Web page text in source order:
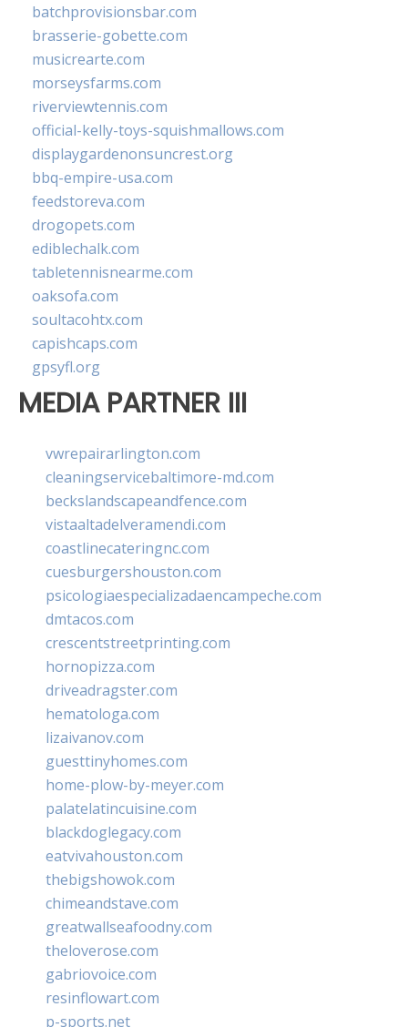
batchprovisionsbar.com
brasserie-gobette.com
musicrearte.com
morseysfarms.com
riverviewtennis.com
official-kelly-toys-squishmallows.com
displaygardenonsuncrest.org
bbq-empire-usa.com
feedstoreva.com
drogopets.com
ediblechalk.com
tabletennisnearme.com
oaksofa.com
soultacohtx.com
capishcaps.com
gpsyfl.org
MEDIA PARTNER III
vwrepairarlington.com
cleaningservicebaltimore-md.com
beckslandscapeandfence.com
vistaaltadelveramendi.com
coastlinecateringnc.com
cuesburgershouston.com
psicologiaespecializadaencampeche.com
dmtacos.com
crescentstreetprinting.com
hornopizza.com
driveadragster.com
hematologa.com
lizaivanov.com
guesttinyhomes.com
home-plow-by-meyer.com
palatelatincuisine.com
blackdoglegacy.com
eatvivahouston.com
thebigshowok.com
chimeandstave.com
greatwallseafoodny.com
theloverose.com
gabriovoice.com
resinflowart.com
p-sports.net